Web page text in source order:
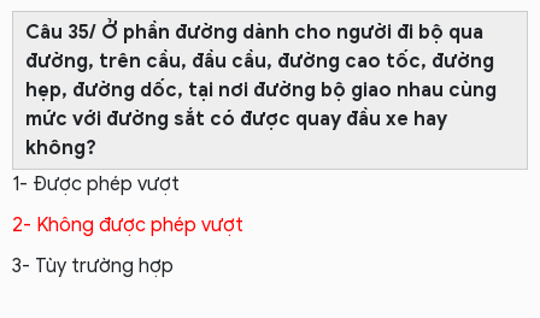
Câu 35/ Ở phần đường dành cho người đi bộ qua
đường, trên cầu, đầu cầu, đường cao tốc, đường
hẹp, đường dốc, tại nơi đường bộ giao nhau cùng
mức với đường sắt có được quay đầu xe hay
không?
1- Được phép vượt
2- Không được phép vượt
3- Tùy trường hợp